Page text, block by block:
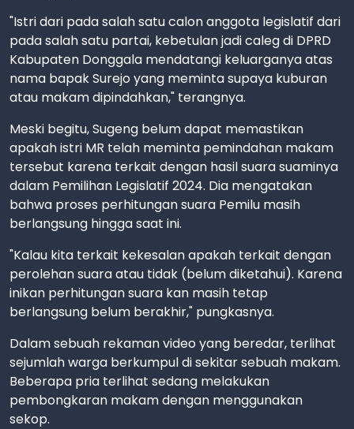
"Istri dari pada salah satu calon anggota legislatif dari
pada salah satu partai, kebetulan jadi caleg di DPRD
Kabupaten Donggala mendatangi keluarganya atas
nama bapak Surejo yang meminta supaya kuburan
atau makam dipindahkan," terangnya.
Meski begitu, Sugeng belum dapat memastikan
apakah istri MR telah meminta pemindahan makam
tersebut karena terkait dengan hasil suara suaminya
dalam Pemilihan Legislatif 2024. Dia mengatakan
bahwa proses perhitungan suara Pemilu masih
berlangsung hingga saat ini.
"Kalau kita terkait kekesalan apakah terkait dengan
perolehan suara atau tidak (belum diketahui). Karena
inikan perhitungan suara kan masih tetap
berlangsung belum berakhir," pungkasnya.
Dalam sebuah rekaman video yang beredar, terlihat
sejumlah warga berkumpul di sekitar sebuah makam.
Beberapa pria terlihat sedang melakukan
pembongkaran makam dengan menggunakan
sekop.